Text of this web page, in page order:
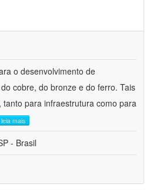
o desenvolvimento de
cobre, do bronze e do ferro. Tais
para infraestrutura como para
leia mais
- Brasil